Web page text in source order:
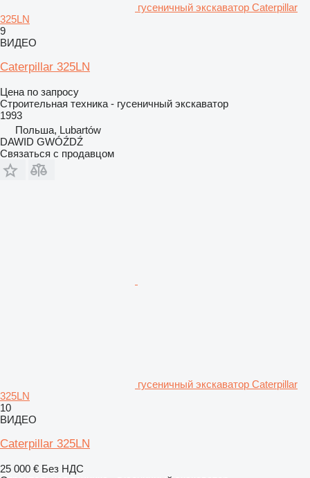
гусеничный экскаватор Caterpillar
325LN
9
ВИДЕО
Caterpillar 325LN
Цена по запросу
Строительная техника - гусеничный экскаватор
1993
Польша, Lubartów
DAWID GWÓŹDŹ
Связаться с продавцом
гусеничный экскаватор Caterpillar
325LN
10
ВИДЕО
Caterpillar 325LN
25 000 € Без НДС